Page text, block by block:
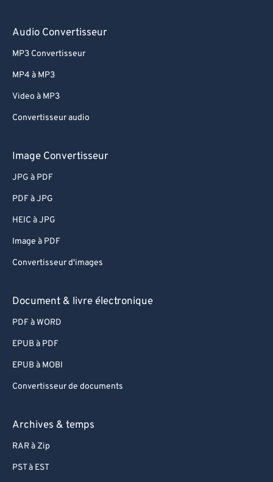
Audio Convertisseur
MP3 Convertisseur
MP4 à MP3
Video à MP3
Convertisseur audio
Image Convertisseur
JPG à PDF
PDF à JPG
HEIC à JPG
Image à PDF
Convertisseur d'images
Document & livre électronique
PDF à WORD
EPUB à PDF
EPUB à MOBI
Convertisseur de documents
Archives & temps
RAR à Zip
PST à EST